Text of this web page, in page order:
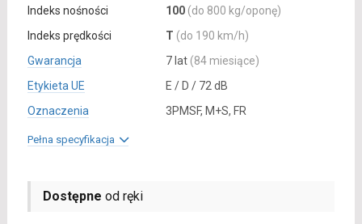
Indeks nośności
100 (do 800 kg/oponę)
Indeks prędkości
T (do 190 km/h)
Gwarancja
7 lat (84 miesiące)
Etykieta UE
E / D / 72 dB
Oznaczenia
3PMSF, M+S, FR
Pełna specyfikacja
Dostępne od ręki